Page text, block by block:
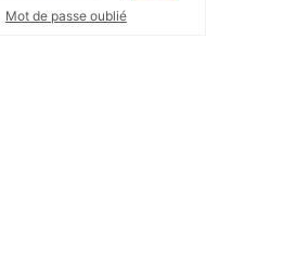
Mot de passe oublié